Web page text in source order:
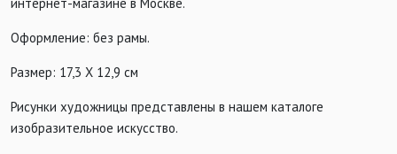
интернет-магазине в Москве.
Оформление: без рамы.
Размер: 17,3 Х 12,9 см
Рисунки художницы представлены в нашем каталоге
изобразительное искусство.